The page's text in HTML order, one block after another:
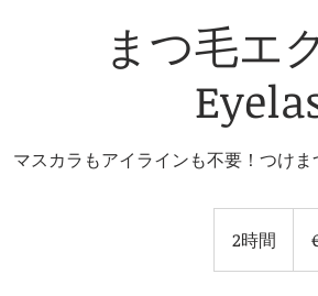
まつ毛エ
マスカラもアイラインも不要！つけ
2時間
時よ